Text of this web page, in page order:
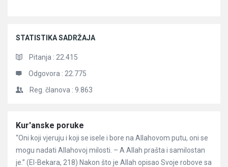
STATISTIKA SADRŽAJA
Pitanja : 22.415
Odgovora : 22.775
Reg. članova : 9.863
Članci
Kur'anske poruke
“Oni koji vjeruju i koji se isele i bore na Allahovom putu, oni se
mogu nadati Allahovoj milosti. – A Allah prašta i samilostan
je.” (El-Bekara, 218) Nakon što je Allah opisao Svoje robove sa